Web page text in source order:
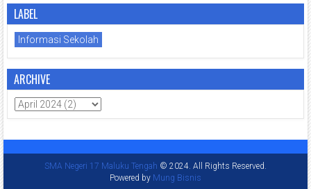
LABEL
Informasi Sekolah
ARCHIVE
SMA Negeri 17 Maluku Tengah © 2024. All Rights Reserved.
Powered by Mung Bisnis